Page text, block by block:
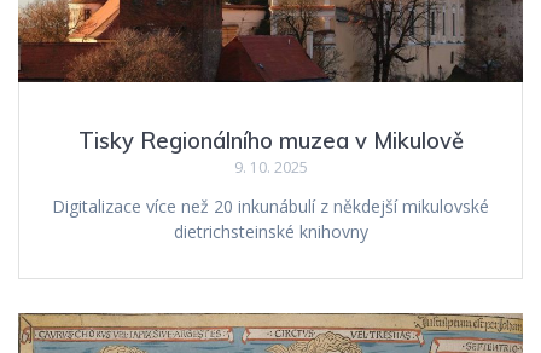
Tisky Regionálního muzea v Mikulově
9. 10. 2025
Digitalizace více než 20 inkunábulí z někdejší mikulovské
dietrichsteinské knihovny